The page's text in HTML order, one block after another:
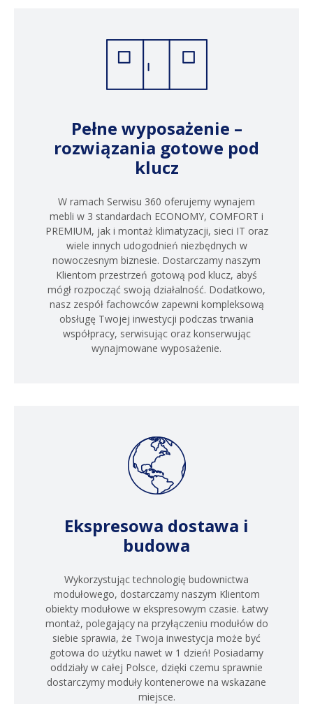
Pełne wyposażenie –
rozwiązania gotowe pod
klucz
W ramach Serwisu 360 oferujemy wynajem
mebli w 3 standardach ECONOMY, COMFORT i
PREMIUM, jak i montaż klimatyzacji, sieci IT oraz
wiele innych udogodnień niezbędnych w
nowoczesnym biznesie. Dostarczamy naszym
Klientom przestrzeń gotową pod klucz, abyś
mógł rozpocząć swoją działalność. Dodatkowo,
nasz zespół fachowców zapewni kompleksową
obsługę Twojej inwestycji podczas trwania
współpracy, serwisując oraz konserwując
wynajmowane wyposażenie.
Ekspresowa dostawa i
budowa
Wykorzystując technologię budownictwa
modułowego, dostarczamy naszym Klientom
obiekty modułowe w ekspresowym czasie. Łatwy
montaż, polegający na przyłączeniu modułów do
siebie sprawia, że Twoja inwestycja może być
gotowa do użytku nawet w 1 dzień! Posiadamy
oddziały w całej Polsce, dzięki czemu sprawnie
dostarczymy moduły kontenerowe na wskazane
miejsce.